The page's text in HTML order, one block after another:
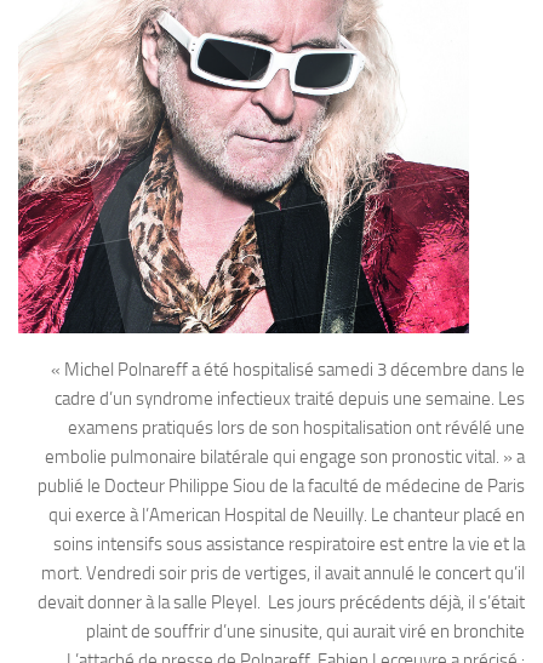
« Michel Polnareff a été hospitalisé samedi 3 décembre dans le
cadre d’un syndrome infectieux traité depuis une semaine. Les
examens pratiqués lors de son hospitalisation ont révélé une
embolie pulmonaire bilatérale qui engage son pronostic vital. » a
publié le Docteur Philippe Siou de la faculté de médecine de Paris
qui exerce à l’American Hospital de Neuilly. Le chanteur placé en
soins intensifs sous assistance respiratoire est entre la vie et la
mort. Vendredi soir pris de vertiges, il avait annulé le concert qu’il
devait donner à la salle Pleyel. Les jours précédents déjà, il s’était
plaint de souffrir d’une sinusite, qui aurait viré en bronchite